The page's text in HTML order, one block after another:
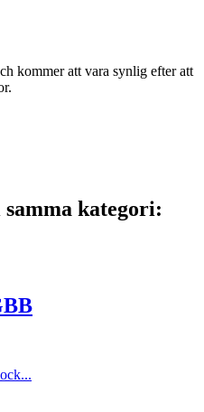
kommer att vara synlig efter att
kategori: